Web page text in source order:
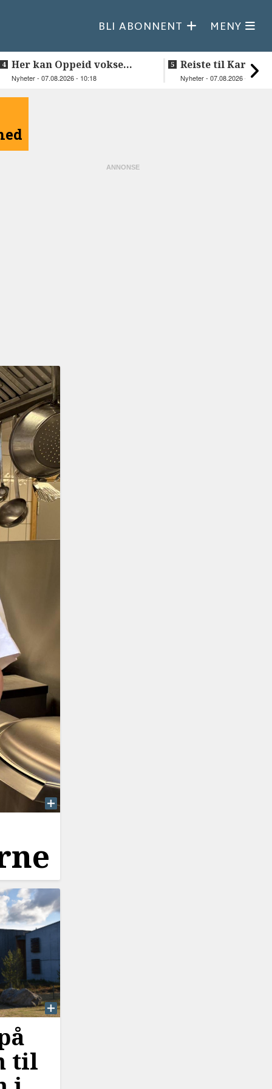
BLI ABONNENT MENY
Her kan Oppeid vokse
videre
Nyheter - 07.08.2026 - 10:18
Reiste til
vie Ellen og
Nyheter - 07.08.2026 - 08:30
til